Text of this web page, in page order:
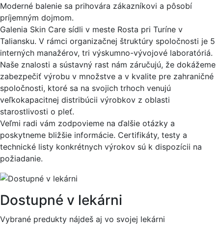
Moderné balenie sa prihovára zákazníkovi a pôsobí
príjemným dojmom.
Galenia Skin Care sídli v meste Rosta pri Turíne v
Taliansku. V rámci organizačnej štruktúry spoločnosti je 5
interných manažérov, tri výskumno-vývojové laboratóriá.
Naše znalosti a sústavný rast nám záručujú, že dokážeme
zabezpečiť výrobu v množstve a v kvalite pre zahraničné
spoločnosti, ktoré sa na svojich trhoch venujú
veľkokapacitnej distribúcii výrobkov z oblasti
starostlivosti o pleť.
Veľmi radi vám zodpovieme na ďalšie otázky a
poskytneme bližšie informácie. Certifikáty, testy a
technické listy konkrétnych výrokov sú k dispozícii na
požiadanie.
Dostupné v lekárni
Vybrané predukty nájdeš aj vo svojej lekárni